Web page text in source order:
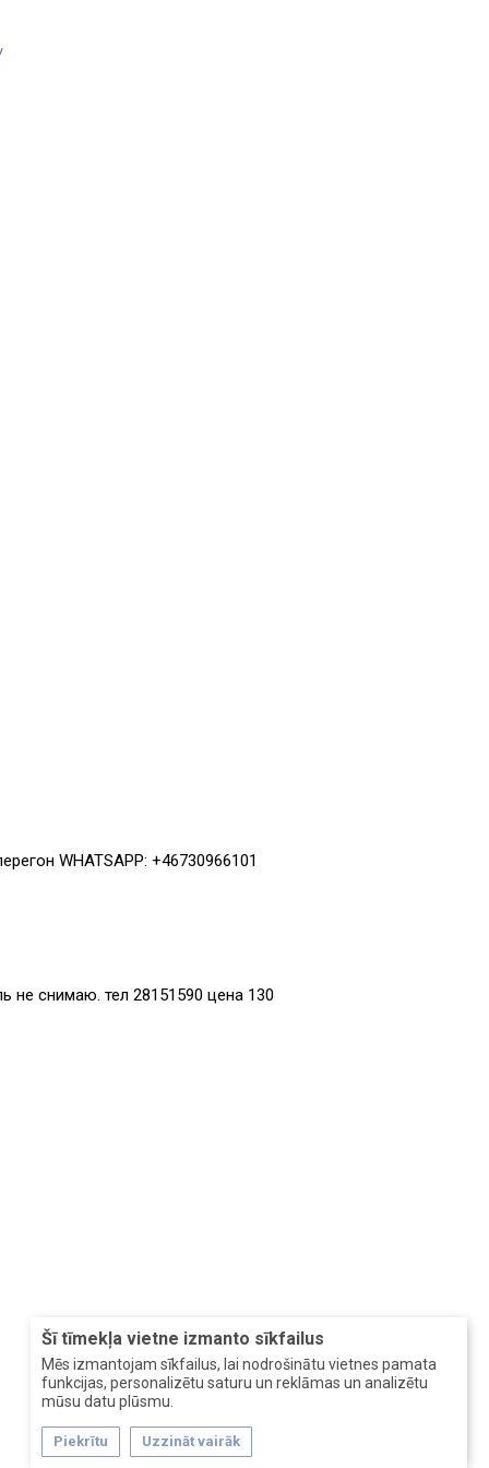
Šī tīmekļa vietne izmanto sīkfailus
Mēs izmantojam sīkfailus, lai nodrošinātu vietnes pamata
funkcijas, personalizētu saturu un reklāmas un analizētu
mūsu datu plūsmu.
Piekrītu Uzzināt vairāk
WHATSAPP: +46730966101
не снимаю. тел 28151590 цена 130